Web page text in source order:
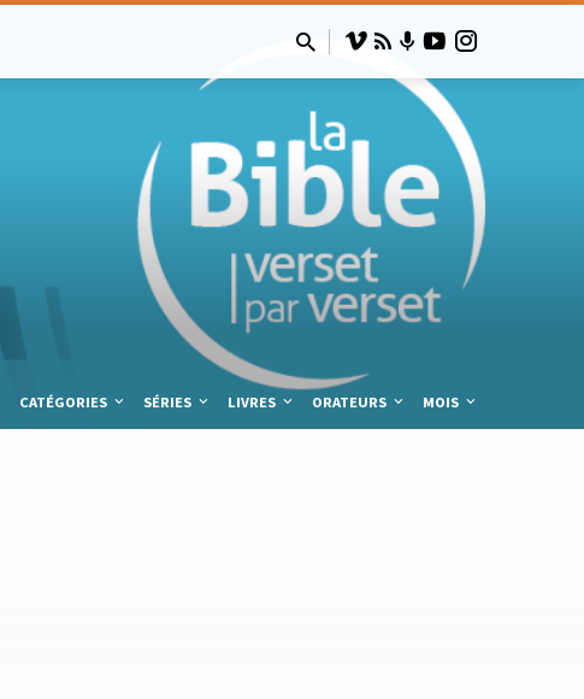
CATÉGORIES SÉRIES LIVRES ORATEURS MOIS